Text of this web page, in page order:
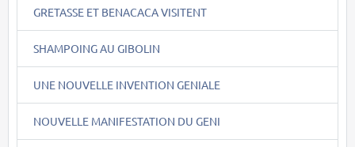
GRETASSE ET BENACACA VISITENT
SHAMPOING AU GIBOLIN
UNE NOUVELLE INVENTION GENIALE
NOUVELLE MANIFESTATION DU GENI